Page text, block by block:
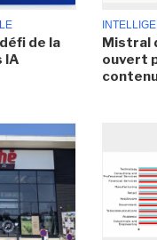
de la
IA
Mistral
ouvert